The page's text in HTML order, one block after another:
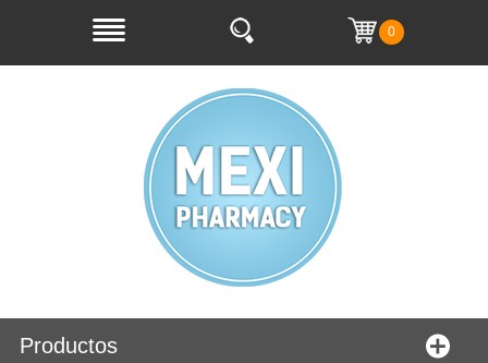
0
Productos